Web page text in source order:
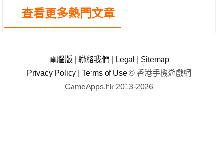
→查看更多熱門文章
電腦版 聯絡我們 Legal
Sitemap
Privacy Policy
Terms of Use © 香港手機遊戲網
GameApps.hk 2013-2026